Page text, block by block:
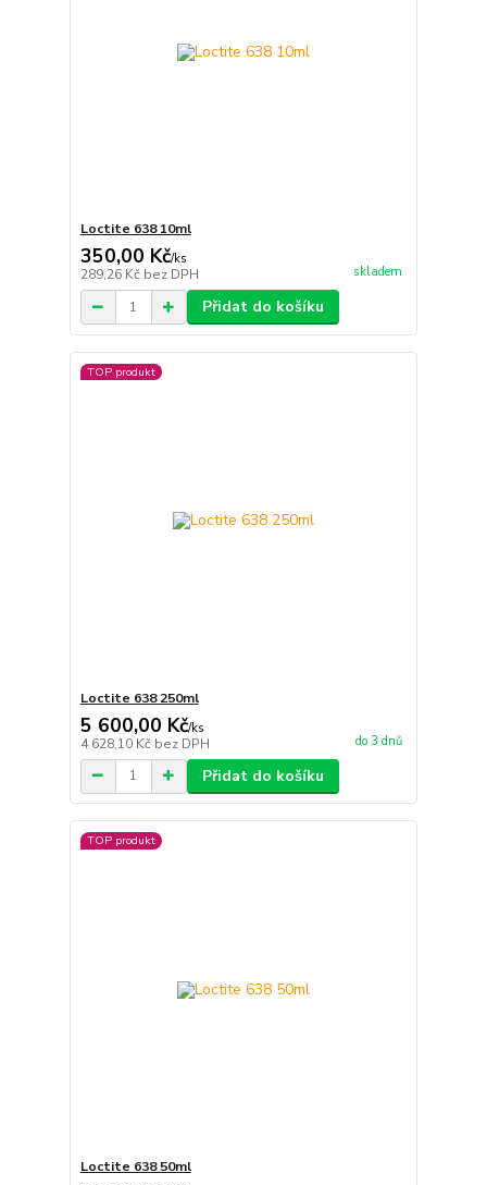
Loctite 638 10ml
350,00 Kč/ks
289,26 Kč bez DPH skladem
Přidat do košíku
TOP produkt
Loctite 638 250ml
5 600,00 Kč/ks
4 628,10 Kč bez DPH do 3 dnů
Přidat do košíku
TOP produkt
Loctite 638 50ml